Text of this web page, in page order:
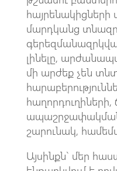
հայրենակիցների
մարդկանց
լինելը,
մի արժեք չեն
շարունակ,
Այսինքն` մեր